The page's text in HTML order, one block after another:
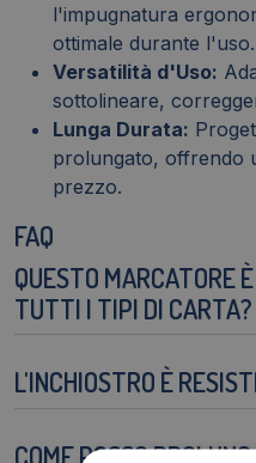
l'impugnatura
ottimale durante l'uso.
Versatilità d'Uso:
sottolineare,
Lunga Durata:
prolungato, offrendo
prezzo.
FAQ
QUESTO MARCATORE
TUTTI I TIPI DI CARTA?
L'INCHIOSTRO È
COME POSSO